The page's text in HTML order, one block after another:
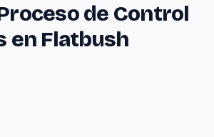
de Control
en Flatbush